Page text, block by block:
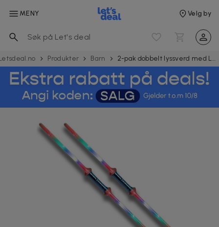
MENY Velg by
Produkter Barn 2-pak dobbelt lyssverd med LED